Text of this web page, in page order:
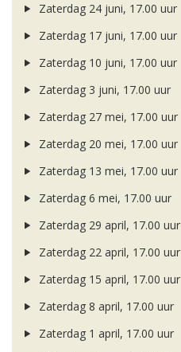
Zaterdag 24 juni, 17.00 uur
Zaterdag 17 juni, 17.00 uur
Zaterdag 10 juni, 17.00 uur
Zaterdag 3 juni, 17.00 uur
Zaterdag 27 mei, 17.00 uur
Zaterdag 20 mei, 17.00 uur
Zaterdag 13 mei, 17.00 uur
Zaterdag 6 mei, 17.00 uur
Zaterdag 29 april, 17.00 uur
Zaterdag 22 april, 17.00 uur
Zaterdag 15 april, 17.00 uur
Zaterdag 8 april, 17.00 uur
Zaterdag 1 april, 17.00 uur